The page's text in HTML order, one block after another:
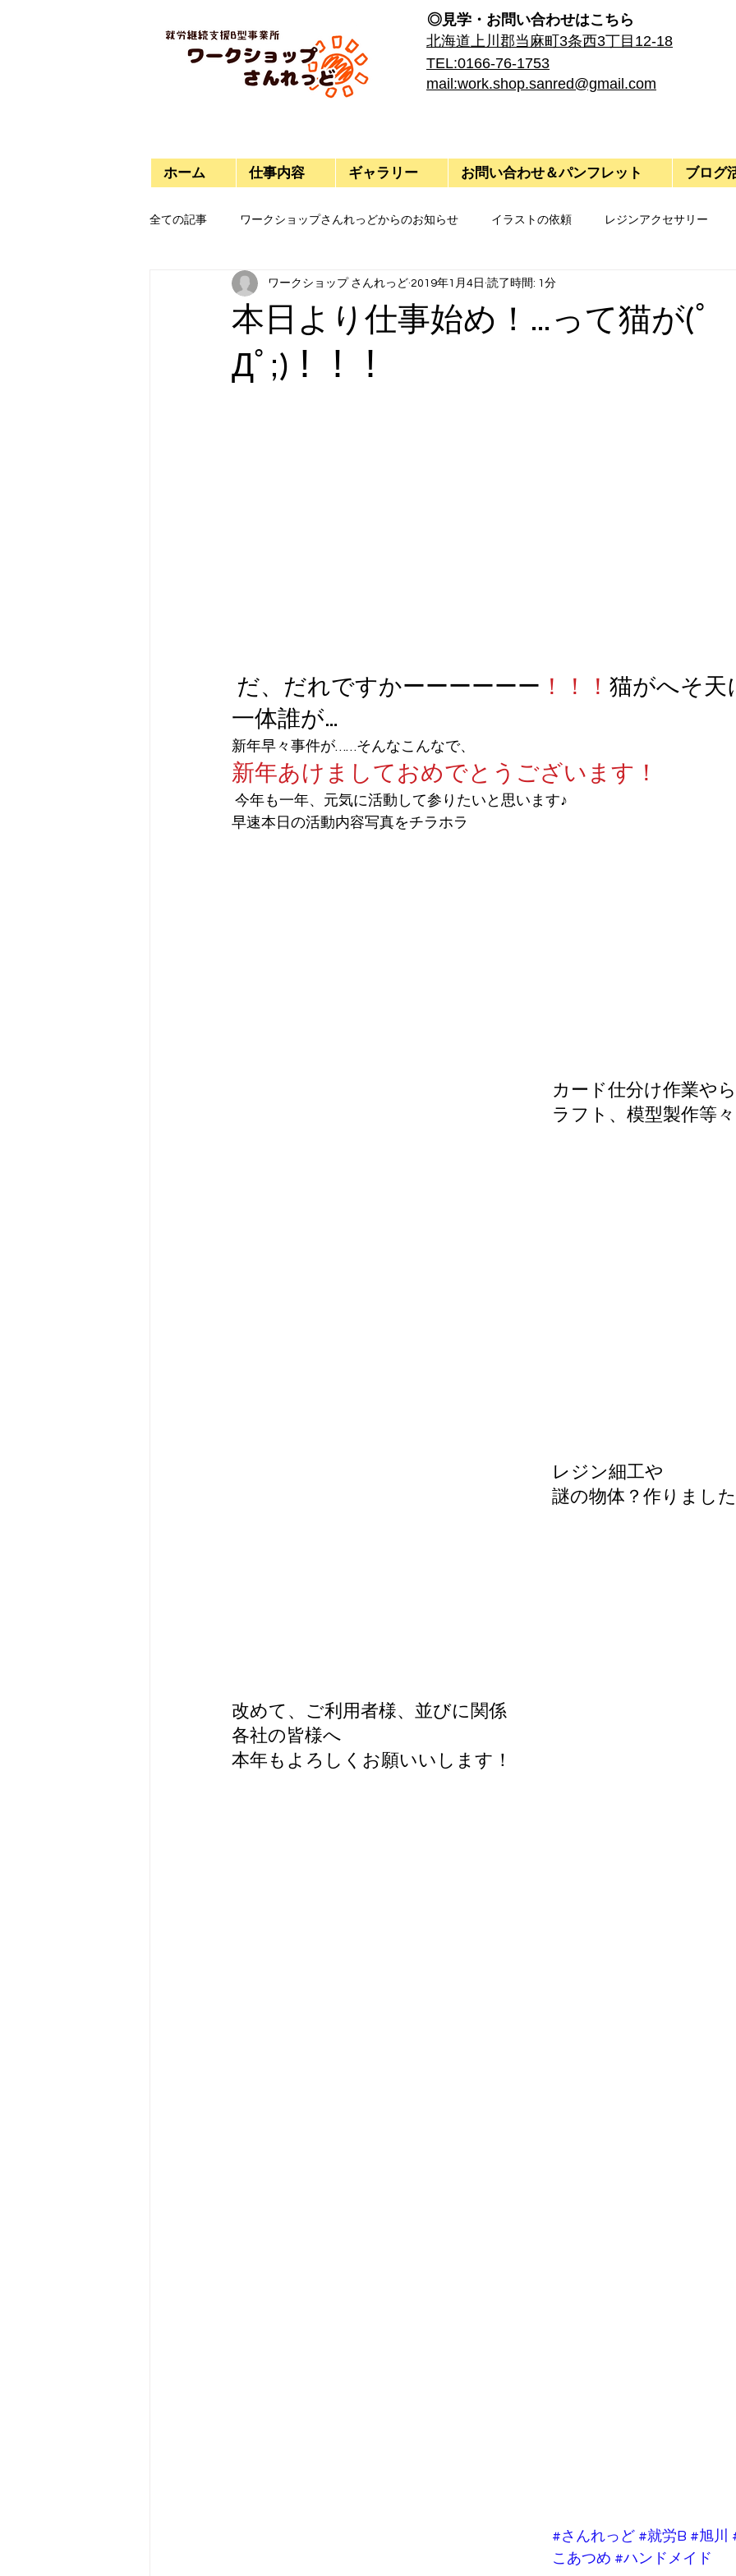
◎見学・​お問い合わせはこちら
​北海道上川郡当麻町3条西3丁目12-18
TEL:0166-76-1753
mail:work.shop.sanred@gmail.com
ホーム 仕事内容 ギャラリー お問い合わせ＆パンフレット ブログ
全ての記事 ワークショップさんれっどからのお知らせ イラストの依頼 レジンアクセサリー
今日のご飯 プラモデル
本日より仕事始め！…って猫が(ﾟ
Дﾟ;)！！！
ワークショップ さんれっど 2019年1月4日 読了時間: 1分
だ、だれですかーーーーーー ！！！ 猫がへそ天
一体誰が…
新年早々事件が……そんなこんなで、
新年あけましておめでとうございます！
今年も一年、元気に活動して参りたいと思います♪
早速本日の活動内容写真をチラホラ
カード仕分け作業や
ラフト、模型製作等
レジン細工や
謎の物体？作りまし
改めて、ご利用者様、並びに関係
各社の皆様へ
本年もよろしくお願いいします！
#さんれっど #就労B #旭川
こあつめ #ハンドメイド